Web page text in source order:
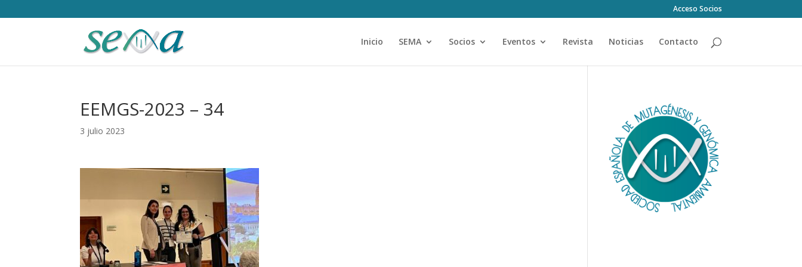
Acceso Socios
Inicio SEMA Socios Eventos Revista Noticias Contacto
EEMGS-2023 – 34
3 julio 2023